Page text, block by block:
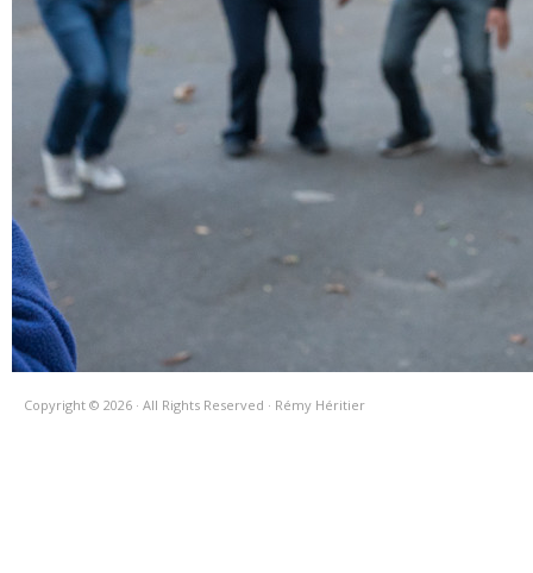
Copyright © 2026 · All Rights Reserved · Rémy Héritier